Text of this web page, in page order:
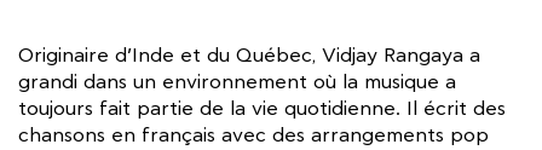
Originaire d’Inde et du Québec, Vidjay Rangaya a
grandi dans un environnement où la musique a
toujours fait partie de la vie quotidienne. Il écrit des
chansons en français avec des arrangements pop